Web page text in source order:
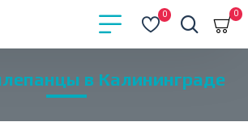
0 0
в Калининграде